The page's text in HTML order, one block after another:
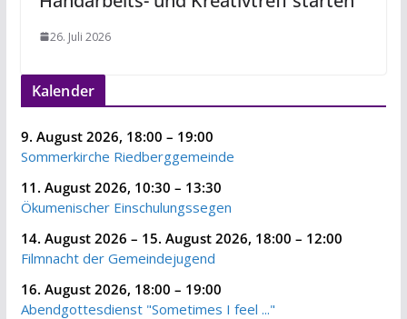
26. Juli 2026
Kalender
9. August 2026, 18:00 – 19:00
Sommerkirche Riedberggemeinde
11. August 2026, 10:30 – 13:30
Ökumenischer Einschulungssegen
14. August 2026 – 15. August 2026, 18:00 – 12:00
Filmnacht der Gemeindejugend
16. August 2026, 18:00 – 19:00
Abendgottesdienst "Sometimes I feel ..."